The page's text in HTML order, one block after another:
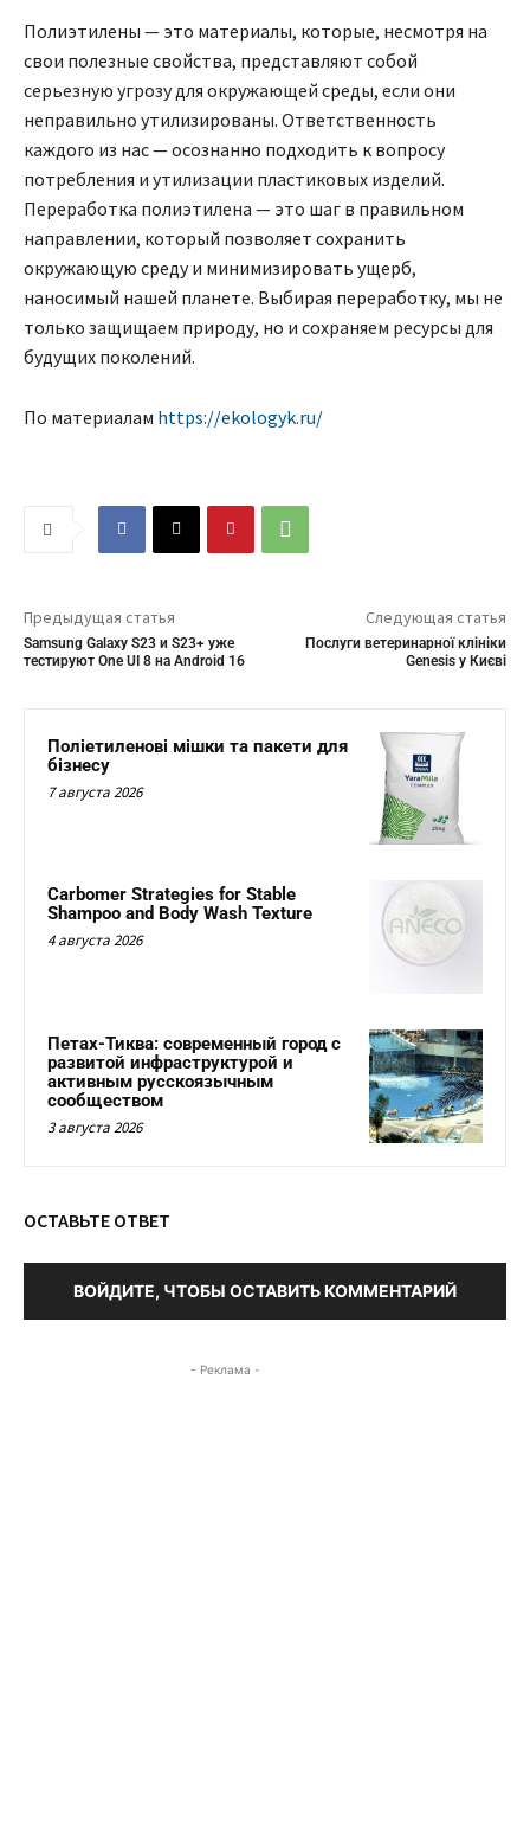
Полиэтилены — это материалы, которые, несмотря на
свои полезные свойства, представляют собой
серьезную угрозу для окружающей среды, если они
неправильно утилизированы. Ответственность
каждого из нас — осознанно подходить к вопросу
потребления и утилизации пластиковых изделий.
Переработка полиэтилена — это шаг в правильном
направлении, который позволяет сохранить
окружающую среду и минимизировать ущерб,
наносимый нашей планете. Выбирая переработку, мы не
только защищаем природу, но и сохраняем ресурсы для
будущих поколений.
По материалам https://ekologyk.ru/
Предыдущая статья
Samsung Galaxy S23 и S23+ уже
тестируют One UI 8 на Android 16
Следующая статья
Послуги ветеринарної клініки
Genesis у Києві
Поліетиленові мішки та пакети для
бізнесу
7 августа 2026
Carbomer Strategies for Stable
Shampoo and Body Wash Texture
4 августа 2026
Петах-Тиква: современный город с
развитой инфраструктурой и
активным русскоязычным
сообществом
3 августа 2026
ОСТАВЬТЕ ОТВЕТ
ВОЙДИТЕ, ЧТОБЫ ОСТАВИТЬ КОММЕНТАРИЙ
- Реклама -